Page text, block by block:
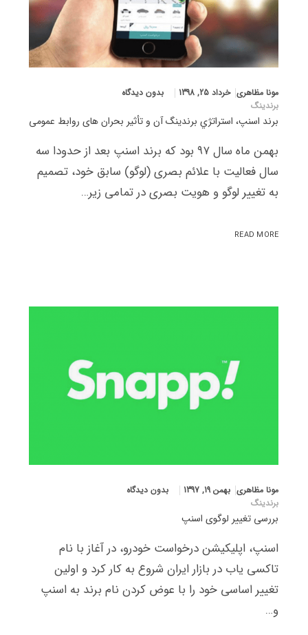
مونا مظاهری خرداد 25, 1398
بدون دیدگاه
برندینگ
برند اسنپ، استراتژي برندینگ آن و تأثیر بحران های روابط عمومی
بهمن ماه سال ۹۷ بود که برند اسنپ بعد از حدودا سه
سال فعالیت با علائم بصری (لوگو) سابق خود، تصمیم
به تغییر لوگو و هویت بصری در تمامی زیر…
READ MORE
مونا مظاهری بهمن 19, 1397
بدون دیدگاه
برندینگ
بررسی تغییر لوگوی اسنپ
اسنپ، اپلیکیشن درخواست خودرو، در آغاز با نام
تاکسی یاب در بازار ایران شروع به کار کرد و اولین
تغییر اساسی خود را با عوض کردن نام برند به اسنپ
و…